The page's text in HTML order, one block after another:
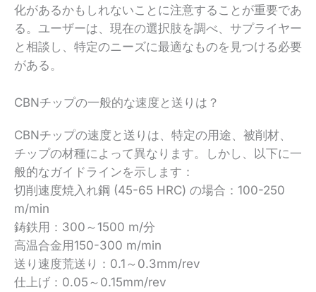
化があるかもしれないことに注意することが重要であ
る。ユーザーは、現在の選択肢を調べ、サプライヤー
と相談し、特定のニーズに最適なものを見つける必要
がある。
CBNチップの一般的な速度と送りは？
CBNチップの速度と送りは、特定の用途、被削材、
チップの材種によって異なります。しかし、以下に一
般的なガイドラインを示します：
切削速度焼入れ鋼 (45-65 HRC) の場合：100-250
m/min
鋳鉄用：300～1500 m/分
高温合金用150-300 m/min
送り速度荒送り：0.1～0.3mm/rev
仕上げ：0.05～0.15mm/rev